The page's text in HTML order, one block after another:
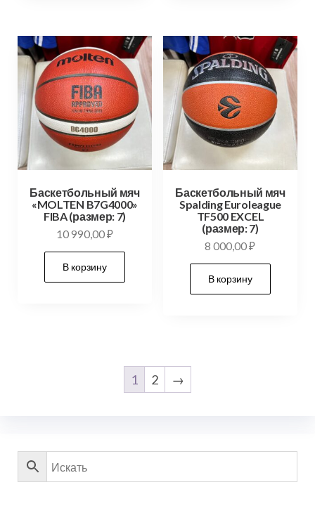
Баскетбольный мяч
«MOLTEN B7G4000»
FIBA (размер: 7)
10 990,00₽
В корзину
Баскетбольный мяч
Spalding Euroleague
TF500 EXCEL
(размер: 7)
8 000,00₽
В корзину
1 2 →